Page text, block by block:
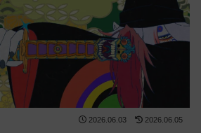
2026.06.03 2026.06.05